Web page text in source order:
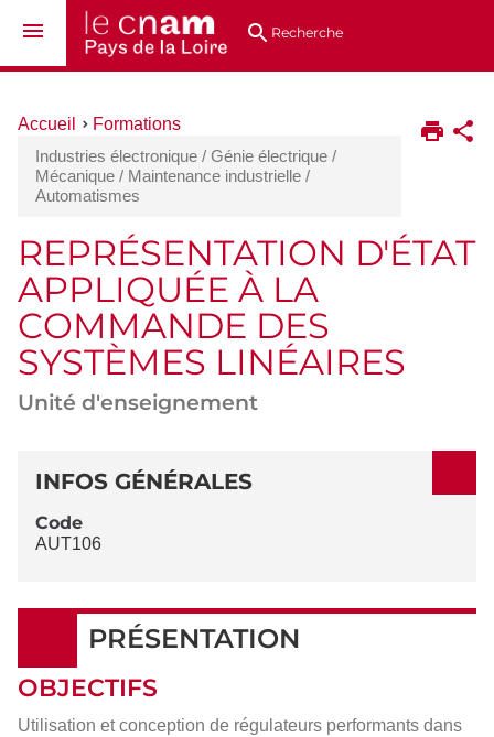
au
directsRecherche
Vous
ici :
Accueil
Formations
Industries électronique / Génie électrique /
Mécanique / Maintenance industrielle /
Automatismes
REPRÉSENTATION D'ÉTAT
APPLIQUÉE À LA
COMMANDE DES
SYSTÈMES LINÉAIRES
Unité d'enseignement
DÉTAILS
INFOS GÉNÉRALES
Code
AUT106
PRÉSENTATION
OBJECTIFS
Utilisation et conception de régulateurs performants dans